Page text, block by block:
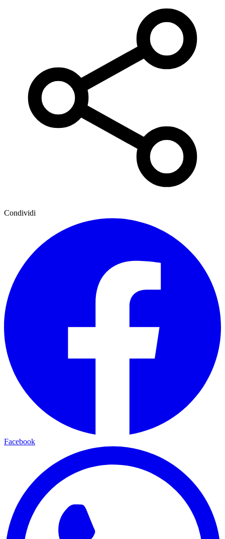
Condividi
Facebook